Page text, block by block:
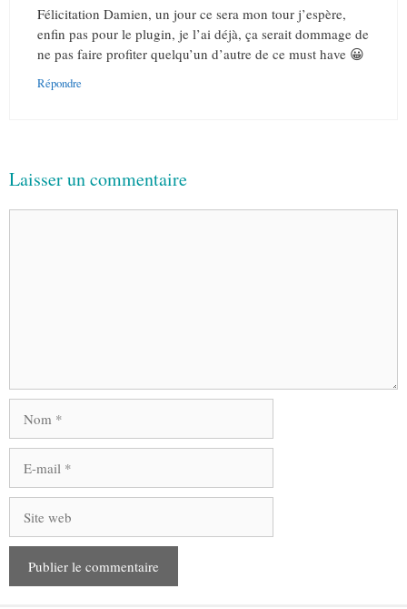
Félicitation Damien, un jour ce sera mon tour j’espère,
enfin pas pour le plugin, je l’ai déjà, ça serait dommage de
ne pas faire profiter quelqu’un d’autre de ce must have 😀
Répondre
Laisser un commentaire
mail
web